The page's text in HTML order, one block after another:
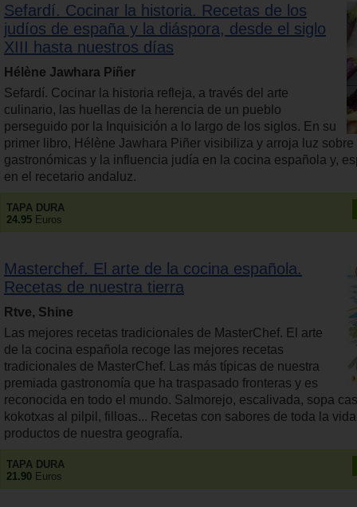
Sefardí. Cocinar la historia. Recetas de los
judíos de españa y la diáspora, desde el siglo
XIII hasta nuestros días
Hélène Jawhara Piñer
Sefardí. Cocinar la historia refleja, a través del arte
culinario, las huellas de la herencia de un pueblo
perseguido por la Inquisición a lo largo de los siglos. En su
primer libro, Hélène Jawhara Piñer visibiliza y arroja luz
gastronómicas y la influencia judía en la cocina española y,
en el recetario andaluz.
TAPA DURA
24.95 Euros
Masterchef. El arte de la cocina española.
Recetas de nuestra tierra
Rtve, Shine
Las mejores recetas tradicionales de MasterChef. El arte
de la cocina española recoge las mejores recetas
tradicionales de MasterChef. Las más típicas de nuestra
premiada gastronomía que ha traspasado fronteras y es
reconocida en todo el mundo. Salmorejo, escalivada, sopa
kokotxas al pilpil, filloas... Recetas con sabores de toda la
productos de nuestra geografía.
TAPA DURA
21.90 Euros